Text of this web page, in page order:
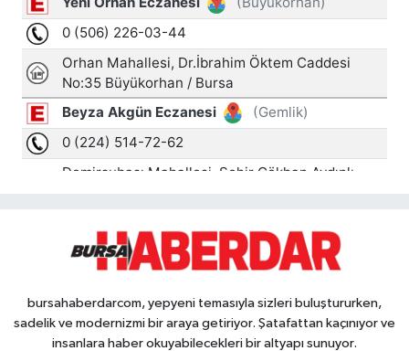
bursahaberdarcom, yepyeni temasıyla sizleri buluştururken,
sadelik ve modernizmi bir araya getiriyor. Şatafattan kaçınıyor ve
insanlara haber okuyabilecekleri bir altyapı sunuyor.